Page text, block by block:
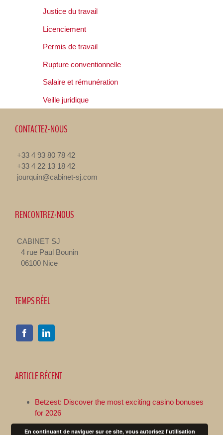
Justice du travail
Licenciement
Permis de travail
Rupture conventionnelle
Salaire et rémunération
Veille juridique
CONTACTEZ-NOUS
+33 4 93 80 78 42
+33 4 22 13 18 42
jourquin@cabinet-sj.com
RENCONTREZ-NOUS
CABINET SJ
4 rue Paul Bounin
06100 Nice
TEMPS RÉEL
ARTICLE RÉCENT
Betzest: Discover the most exciting casino bonuses
for 2026
En continuant de naviguer sur ce site, vous autorisez l'utilisation